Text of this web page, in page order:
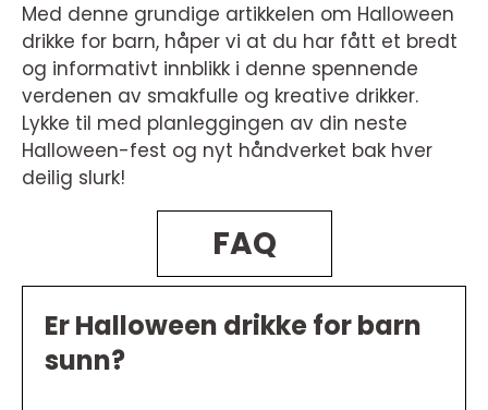
Med denne grundige artikkelen om Halloween
drikke for barn, håper vi at du har fått et bredt
og informativt innblikk i denne spennende
verdenen av smakfulle og kreative drikker.
Lykke til med planleggingen av din neste
Halloween-fest og nyt håndverket bak hver
deilig slurk!
FAQ
Er Halloween drikke for barn
sunn?